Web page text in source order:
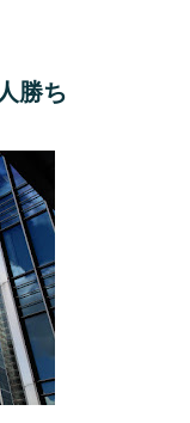
勝ち